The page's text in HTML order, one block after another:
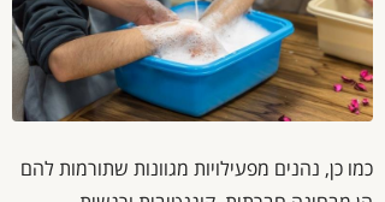
כמו כן, נהנים מפעילויות מגוונות שתורמות להם